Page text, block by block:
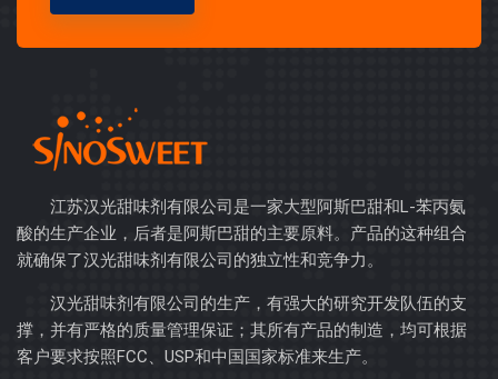
江苏汉光甜味剂有限公司是一家大型阿斯巴甜和L-苯丙氨
酸的生产企业，后者是阿斯巴甜的主要原料。产品的这种组合
就确保了汉光甜味剂有限公司的独立性和竞争力。
汉光甜味剂有限公司的生产，有强大的研究开发队伍的支
撑，并有严格的质量管理保证；其所有产品的制造，均可根据
客户要求按照FCC、USP和中国国家标准来生产。